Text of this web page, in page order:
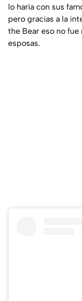
lo haría con sus
pero gracias a la
the Bear eso no fue
esposas.